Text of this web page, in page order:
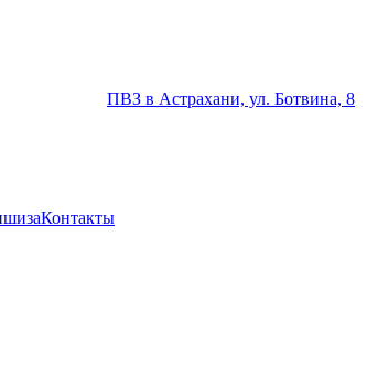
ПВЗ в Астрахани, ул. Ботвина, 8
Контакты